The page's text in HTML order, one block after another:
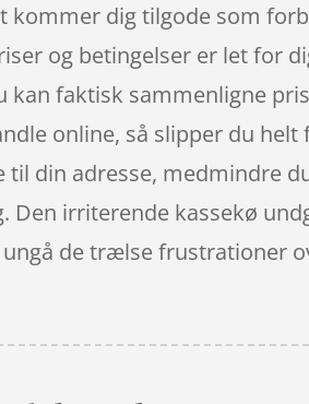
kommer dig tilgode som
og betingelser er let for
faktisk sammenligne
online, så slipper du
til din adresse, medmindre
Den irriterende kassekø
de trælse frustrationer